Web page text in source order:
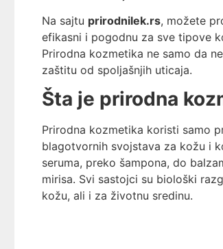
Na sajtu prirodnilek.rs, možete
efikasni i pogodnu za sve tipove
Prirodna kozmetika ne samo da
zaštitu od spoljašnjih uticaja.
Šta je prirodna
Prirodna kozmetika koristi samo
blagotvornih svojstava za kožu i
seruma, preko šampona, do
mirisa. Svi sastojci su biološki
kožu, ali i za životnu sredinu.